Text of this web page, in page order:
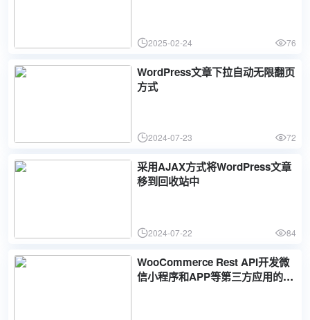
2025-02-24 76
WordPress文章下拉自动无限翻页
方式
2024-07-23 72
采用AJAX方式将WordPress文章
移到回收站中
2024-07-22 84
WooCommerce Rest API开发微
信小程序和APP等第三方应用的鉴